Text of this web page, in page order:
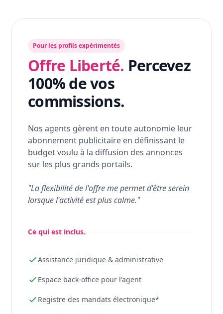
Pour les profils expérimentés
Offre Liberté. Percevez
100% de vos
commissions.
Nos agents gèrent en toute autonomie leur
abonnement publicitaire en définissant le
budget voulu à la diffusion des annonces
sur les plus grands portails.
"La flexibilité de l'offre me permet d'être serein
lorsque l'activité est plus calme."
Ce qui est inclus.
Assistance juridique & administrative
Espace back-office pour l'agent
Registre des mandats électronique*